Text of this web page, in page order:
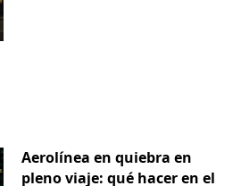
Aerolínea en quiebra en
pleno viaje: qué hacer en el